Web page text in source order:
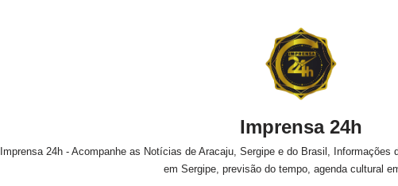
Imprensa 24h
Imprensa 24h - Acompanhe as Notícias de Aracaju, Sergipe e do Brasil,
em Sergipe, previsão do tempo, agenda cultural